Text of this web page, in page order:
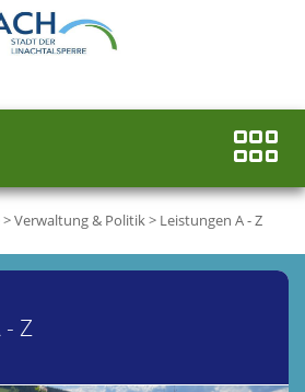
>Verwaltung & Politik> Leistungen A - Z
- Z